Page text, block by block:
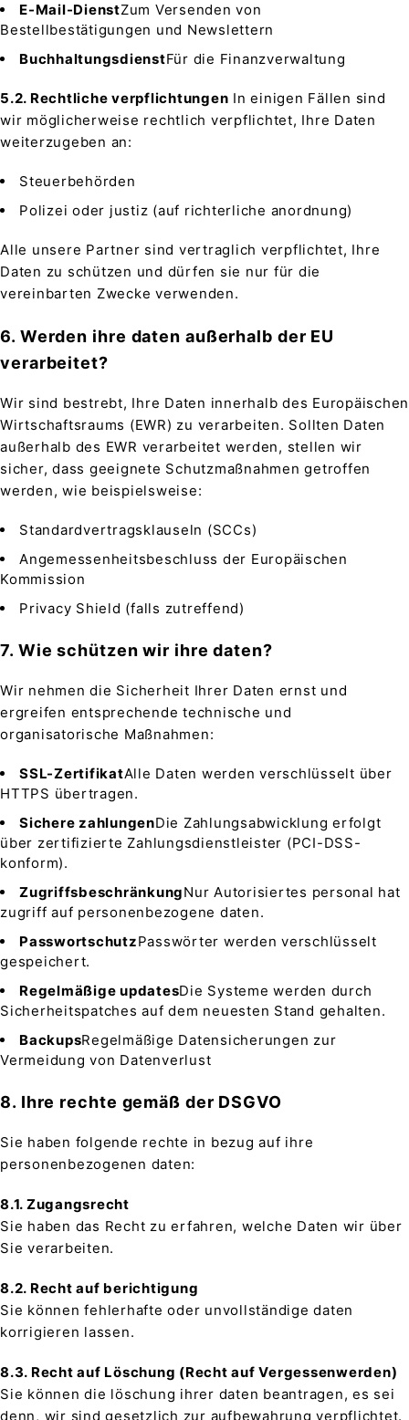
E-Mail-DienstZum Versenden von
Bestellbestätigungen und Newslettern
BuchhaltungsdienstFür die Finanzverwaltung
5.2. Rechtliche verpflichtungen In einigen Fällen sind
wir möglicherweise rechtlich verpflichtet, Ihre Daten
weiterzugeben an:
Steuerbehörden
Polizei oder justiz (auf richterliche anordnung)
Alle unsere Partner sind vertraglich verpflichtet, Ihre
Daten zu schützen und dürfen sie nur für die
vereinbarten Zwecke verwenden.
6. Werden ihre daten außerhalb der EU
verarbeitet?
Wir sind bestrebt, Ihre Daten innerhalb des Europäischen
Wirtschaftsraums (EWR) zu verarbeiten. Sollten Daten
außerhalb des EWR verarbeitet werden, stellen wir
sicher, dass geeignete Schutzmaßnahmen getroffen
werden, wie beispielsweise:
Standardvertragsklauseln (SCCs)
Angemessenheitsbeschluss der Europäischen
Kommission
Privacy Shield (falls zutreffend)
7. Wie schützen wir ihre daten?
Wir nehmen die Sicherheit Ihrer Daten ernst und
ergreifen entsprechende technische und
organisatorische Maßnahmen:
SSL-ZertifikatAlle Daten werden verschlüsselt über
HTTPS übertragen.
Sichere zahlungenDie Zahlungsabwicklung erfolgt
über zertifizierte Zahlungsdienstleister (PCI-DSS-
konform).
ZugriffsbeschränkungNur Autorisiertes personal hat
zugriff auf personenbezogene daten.
PasswortschutzPasswörter werden verschlüsselt
gespeichert.
Regelmäßige updatesDie Systeme werden durch
Sicherheitspatches auf dem neuesten Stand gehalten.
BackupsRegelmäßige Datensicherungen zur
Vermeidung von Datenverlust
8. Ihre rechte gemäß der DSGVO
Sie haben folgende rechte in bezug auf ihre
personenbezogenen daten:
8.1. Zugangsrecht
Sie haben das Recht zu erfahren, welche Daten wir über
Sie verarbeiten.
8.2. Recht auf berichtigung
Sie können fehlerhafte oder unvollständige daten
korrigieren lassen.
8.3. Recht auf Löschung (Recht auf Vergessenwerden)
Sie können die löschung ihrer daten beantragen, es sei
denn, wir sind gesetzlich zur aufbewahrung verpflichtet.